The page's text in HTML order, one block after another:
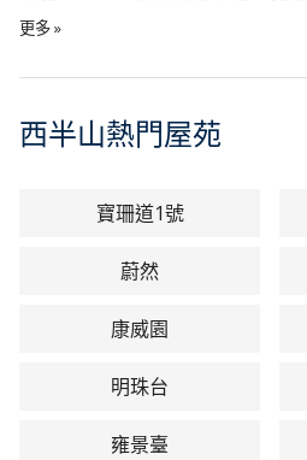
景觀。物業呎數由600多呎的小單
豪宅區明顯更加擁擠，繁忙時段
區之一，而西半山居民也時常利
梯，往返中區。
龍虎山郊遊徑起點設於薄扶林道
園，可通往龍虎山郊野公園、山
更多 »
西半山熱門屋苑
寶珊道1號
蔚然
康威園
明珠台
雍景臺